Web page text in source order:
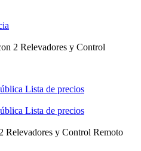
2 Relevadores y Control
Lista de precios
Lista de precios